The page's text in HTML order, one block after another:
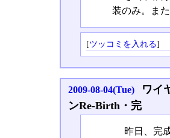
装のみ。また
[ツッコミを入れる]
2009-08-04(Tue)
ワイ
ンRe-Birth・完
昨日、完